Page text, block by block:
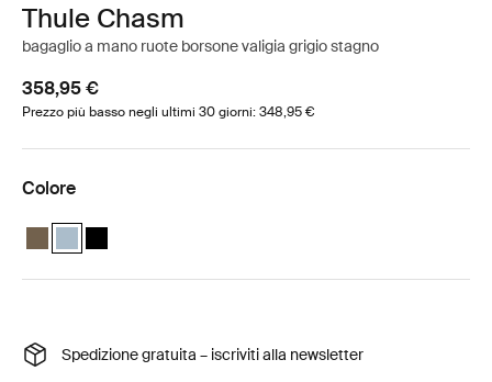
Thule Chasm
bagaglio a mano ruote borsone valigia grigio stagno
358,95 €
Prezzo più basso negli ultimi 30 giorni: 348,95 €
Colore
Thule Chasm wheeled duffel suitcase Cachi profondo
Thule Chasm wheeled duffel suitcase Grigio stagno (selected)
Thule Chasm wheeled duffel suitcase Nero
Spedizione gratuita – iscriviti alla newsletter